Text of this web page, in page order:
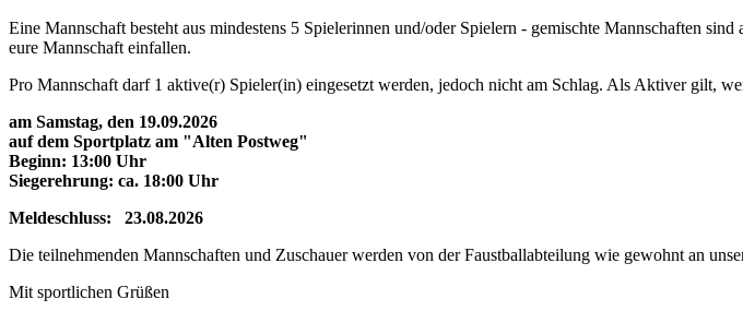
Eine Mannschaft besteht aus mindestens 5 Spielerinnen und/oder Spielern - gemischte Mannschaften
eure Mannschaft einfallen.
Pro Mannschaft darf 1 aktive(r) Spieler(in) eingesetzt werden, jedoch nicht am Schlag. Als Aktiver gilt,
am Samstag, den 19.09.2026
auf dem Sportplatz am "Alten Postweg"
Beginn: 13:00 Uhr
Siegerehrung: ca. 18:00 Uhr
Meldeschluss: 23.08.2026
Die teilnehmenden Mannschaften und Zuschauer werden von der Faustballabteilung wie gewohnt an
Mit sportlichen Grüßen